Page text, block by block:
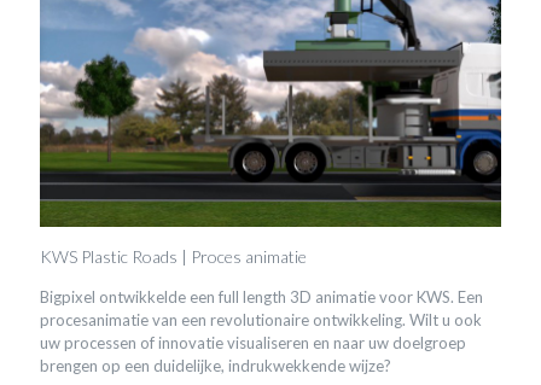
KWS Plastic Roads | Proces animatie
Bigpixel ontwikkelde een full length 3D animatie voor KWS. Een
procesanimatie van een revolutionaire ontwikkeling. Wilt u ook
uw processen of innovatie visualiseren en naar uw doelgroep
brengen op een duidelijke, indrukwekkende wijze?